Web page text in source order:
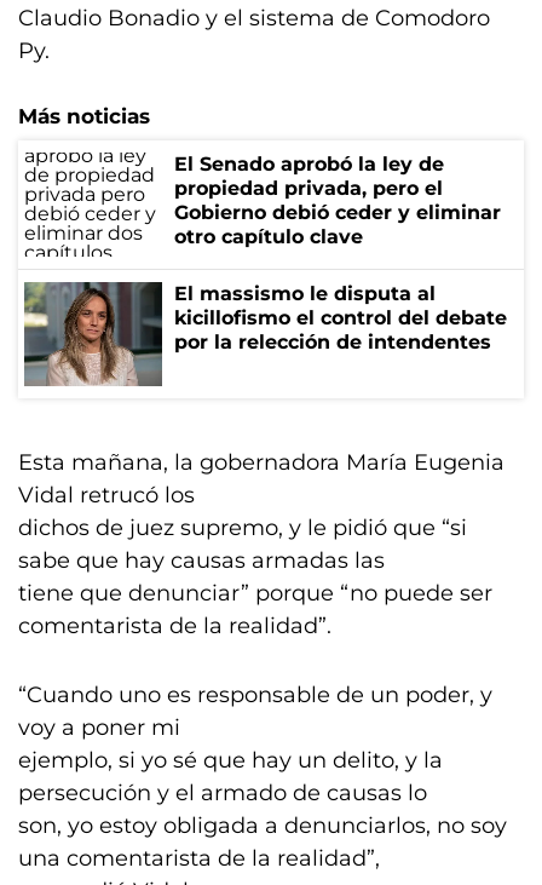
Claudio Bonadio y el sistema de Comodoro
Py.
Más noticias
El Senado aprobó la ley de
propiedad privada, pero el
Gobierno debió ceder y eliminar
otro capítulo clave
El massismo le disputa al
kicillofismo el control del debate
por la relección de intendentes
Esta mañana, la gobernadora María Eugenia
Vidal retrucó los
dichos de juez supremo, y le pidió que “si
sabe que hay causas armadas las
tiene que denunciar” porque “no puede ser
comentarista de la realidad”.
“Cuando uno es responsable de un poder, y
voy a poner mi
ejemplo, si yo sé que hay un delito, y la
persecución y el armado de causas lo
son, yo estoy obligada a denunciarlos, no soy
una comentarista de la realidad”,